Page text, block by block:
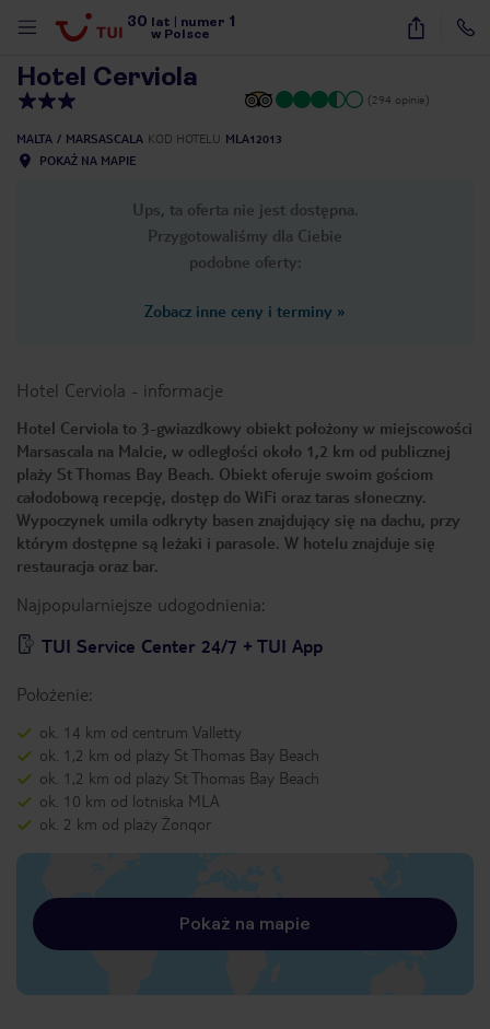
30 lat numer 1
w Polsce
28
Hotel Cerviola
(294 opinie)
MALTA MARSASCALA KOD HOTELU MLA12013
POKAŻ NA MAPIE
Ups, ta oferta nie jest dostępna.
Przygotowaliśmy dla Ciebie
podobne oferty:
Zobacz inne ceny i terminy »
Hotel Cerviola - informacje
Hotel Cerviola to 3-gwiazdkowy obiekt położony w miejscowości
Marsascala na Malcie, w odległości około 1,2 km od publicznej
plaży St Thomas Bay Beach. Obiekt oferuje swoim gościom
całodobową recepcję, dostęp do WiFi oraz taras słoneczny.
Wypoczynek umila odkryty basen znajdujący się na dachu, przy
którym dostępne są leżaki i parasole. W hotelu znajduje się
restauracja oraz bar.
Najpopularniejsze udogodnienia:
TUI Service Center 24/7 + TUI App
Położenie:
ok. 14 km od centrum Valletty
ok. 1,2 km od plaży St Thomas Bay Beach
ok. 1,2 km od plaży St Thomas Bay Beach
ok. 10 km od lotniska MLA
ok. 2 km od plaży Żonqor
Pokaż na mapie